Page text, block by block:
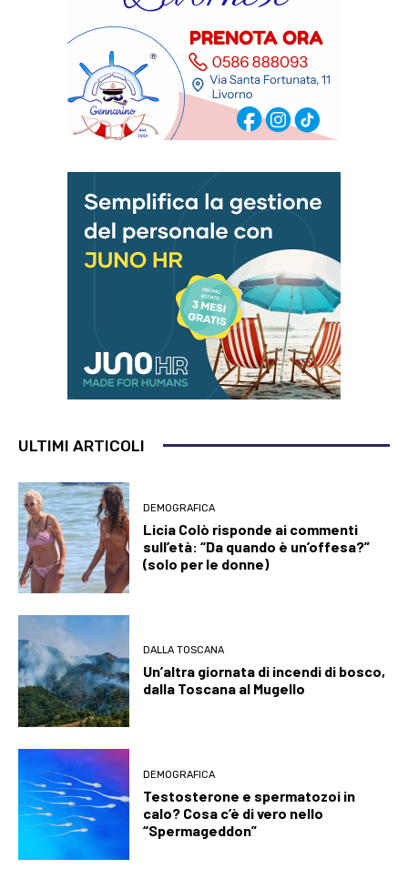
ULTIMI ARTICOLI
DEMOGRAFICA
Licia Colò risponde ai commenti
sull’età: “Da quando è un’offesa?”
(solo per le donne)
DALLA TOSCANA
Un’altra giornata di incendi di bosco,
dalla Toscana al Mugello
DEMOGRAFICA
Testosterone e spermatozoi in
calo? Cosa c’è di vero nello
“Spermageddon”